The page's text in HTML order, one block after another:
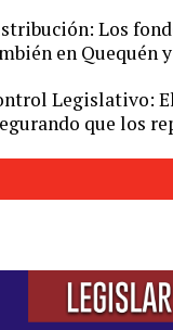
Los
en Quequén
Legislativo:
que los